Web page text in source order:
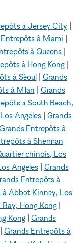
à Jersey City
à Miami
à Queens|
à Hong Kong
à Séoul| Grands
à Milan
Grands
à South Beach,
Angeles Grands
Grands Entrepôts à
à Sherman
chinois, Los
Angeles| Grands
Entrepôts à
à Abbot Kinney, Los
Hong Kong|
Kong Grands
Grands Entrepôts à